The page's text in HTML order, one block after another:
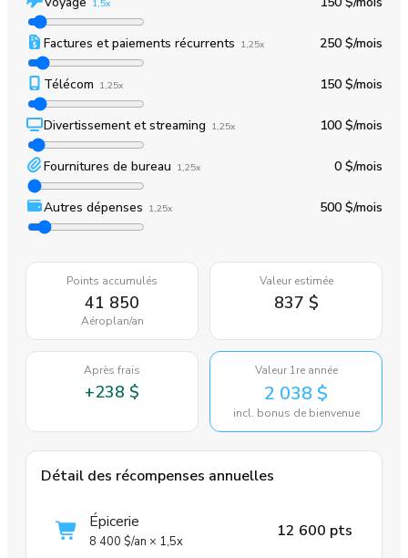
1,5x
Factures et paiements récurrents 1,25x 250 $/mois
Télécom 1,25x 150 $/mois
Divertissement et streaming 1,25x 100 $/mois
Fournitures de bureau 1,25x 0 $/mois
Autres dépenses 1,25x 500 $/mois
Points accumulés
41 850
Aéroplan/an
Valeur estimée
837 $
Après frais
+238 $
Valeur 1re année
2 038 $
incl. bonus de bienvenue
Détail des récompenses annuelles
Épicerie
8 400 $/an × 1,5x
12 600 pts